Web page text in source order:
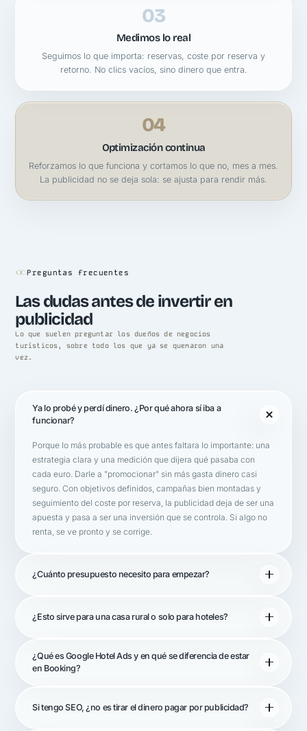
03
Medimos lo real
Seguimos lo que importa: reservas, coste por reserva y
retorno. No clics vacíos, sino dinero que entra.
04
Optimización continua
Reforzamos lo que funciona y cortamos lo que no, mes a mes.
La publicidad no se deja sola: se ajusta para rendir más.
Preguntas frecuentes
Las dudas antes de invertir en
publicidad
Lo que suelen preguntar los dueños de negocios
turísticos, sobre todo los que ya se quemaron una
vez.
Ya lo probé y perdí dinero. ¿Por qué ahora sí iba a
funcionar?
Porque lo más probable es que antes faltara lo importante: una
estrategia clara y una medición que dijera qué pasaba con
cada euro. Darle a "promocionar" sin más gasta dinero casi
seguro. Con objetivos definidos, campañas bien montadas y
seguimiento del coste por reserva, la publicidad deja de ser una
apuesta y pasa a ser una inversión que se controla. Si algo no
renta, se ve pronto y se corrige.
¿Cuánto presupuesto necesito para empezar?
¿Esto sirve para una casa rural o solo para hoteles?
¿Qué es Google Hotel Ads y en qué se diferencia de estar
en Booking?
Si tengo SEO, ¿no es tirar el dinero pagar por publicidad?